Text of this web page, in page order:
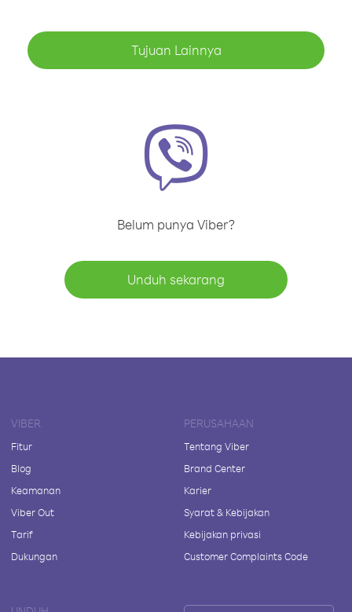
Tujuan Lainnya
Belum punya Viber?
Unduh sekarang
VIBER
Fitur
Blog
Keamanan
Viber Out
Tarif
Dukungan
PERUSAHAAN
Tentang Viber
Brand Center
Karier
Syarat & Kebijakan
Kebijakan privasi
Customer Complaints Code